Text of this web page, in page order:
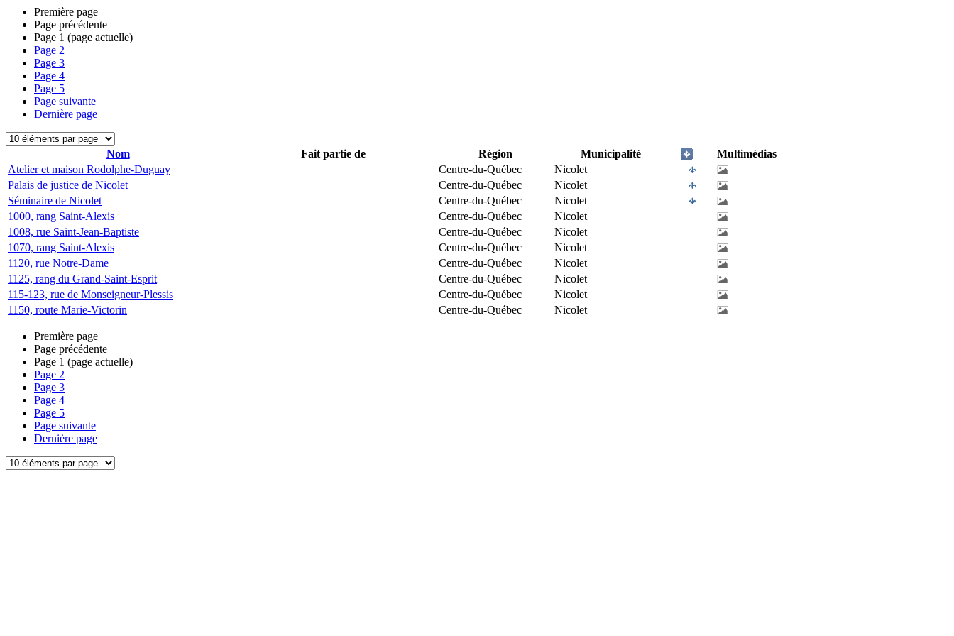
Première page
Page précédente
Page 1 (page actuelle)
Page 2
Page 3
Page 4
Page 5
Page suivante
Dernière page
Nom Fait partie de Région Municipalité
Multimédias
Atelier et maison Rodolphe-Duguay
Centre-du-Québec
Nicolet
Palais de justice de Nicolet
Centre-du-Québec
Nicolet
Séminaire de Nicolet
Centre-du-Québec
Nicolet
1000, rang Saint-Alexis
Centre-du-Québec
Nicolet
1008, rue Saint-Jean-Baptiste
Centre-du-Québec
Nicolet
1070, rang Saint-Alexis
Centre-du-Québec
Nicolet
1120, rue Notre-Dame
Centre-du-Québec
Nicolet
1125, rang du Grand-Saint-Esprit
Centre-du-Québec
Nicolet
115-123, rue de Monseigneur-Plessis
Centre-du-Québec
Nicolet
1150, route Marie-Victorin
Centre-du-Québec Nicolet
Première page
Page précédente
Page 1 (page actuelle)
Page 2
Page 3
Page 4
Page 5
Page suivante
Dernière page